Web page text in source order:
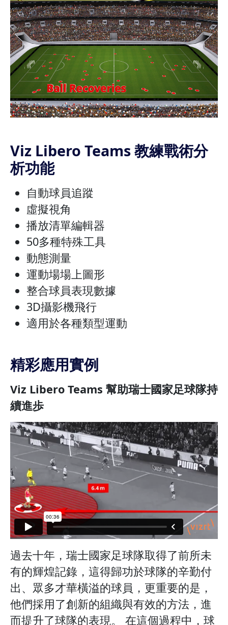
Viz Libero Teams 教練戰術分
析功能
自動球員追蹤
虛擬視角
播放清單編輯器
50多種特殊工具
動態測量
運動場場上圖形
整合球員表現數據
3D攝影機飛行
適用於各種類型運動
精彩應用實例
Viz Libero Teams 幫助瑞士國家足球隊持
續進歩
過去十年，瑞士國家足球隊取得了前所未
有的輝煌記錄，這得歸功於球隊的辛勤付
出、眾多才華橫溢的球員，更重要的是，
他們採用了創新的組織與有效的方法，進
而提升了球隊的表現。 在這個過程中，球